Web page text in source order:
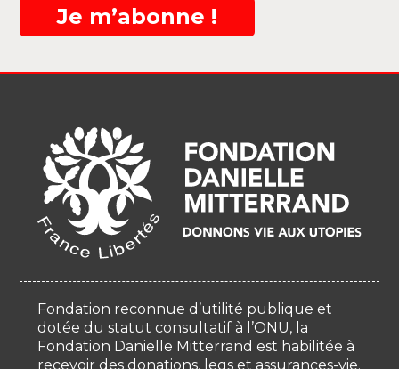
Je m’abonne !
Fondation reconnue d’utilité publique et
dotée du statut consultatif à l’ONU, la
Fondation Danielle Mitterrand est habilitée à
recevoir des donations, legs et assurances-vie.